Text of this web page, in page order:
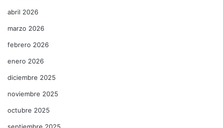
abril 2026
marzo 2026
febrero 2026
enero 2026
diciembre 2025
noviembre 2025
octubre 2025
septiembre 2025